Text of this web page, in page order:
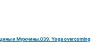
и Мужчины.039. Yoga overcoming